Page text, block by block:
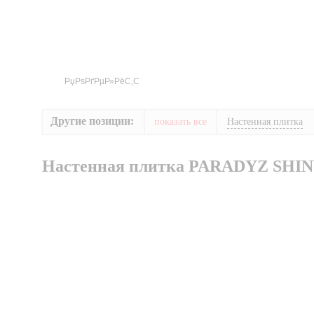
Другие позиции: показать все Настенная плитка
Настенная плитка PARADYZ